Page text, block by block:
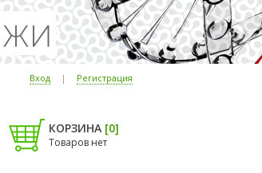
Вход | Регистрация
КОРЗИНА [0]
Товаров нет